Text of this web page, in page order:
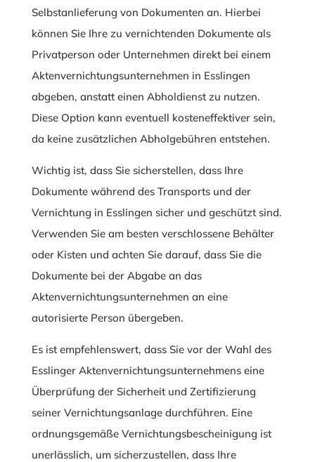
Selbstanlieferung von Dokumenten an. Hierbei
können Sie Ihre zu vernichtenden Dokumente als
Privatperson oder Unternehmen direkt bei einem
Aktenvernichtungsunternehmen in Esslingen
abgeben, anstatt einen Abholdienst zu nutzen.
Diese Option kann eventuell kosteneffektiver sein,
da keine zusätzlichen Abholgebühren entstehen.
Wichtig ist, dass Sie sicherstellen, dass Ihre
Dokumente während des Transports und der
Vernichtung in Esslingen sicher und geschützt sind.
Verwenden Sie am besten verschlossene Behälter
oder Kisten und achten Sie darauf, dass Sie die
Dokumente bei der Abgabe an das
Aktenvernichtungsunternehmen an eine
autorisierte Person übergeben.
Es ist empfehlenswert, dass Sie vor der Wahl des
Esslinger Aktenvernichtungsunternehmens eine
Überprüfung der Sicherheit und Zertifizierung
seiner Vernichtungsanlage durchführen. Eine
ordnungsgemäße Vernichtungsbescheinigung ist
unerlässlich, um sicherzustellen, dass Ihre